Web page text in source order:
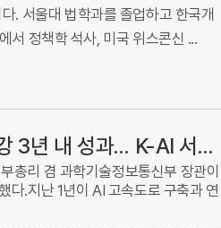
. 서울대 법학과를 졸업하고 한국개
서 정책학 석사, 미국 위스콘신 ...
배경훈 부총리 “피지컬 AI 글로벌 1강 3년 내 성과… K-AI 서비스 경쟁력으로 승부”
총리 겸 과학기술정보통신부 장관이
다.지난 1년이 AI 고속도로 구축과 연
, 앞으로는 글로벌 1강을 목표로 한